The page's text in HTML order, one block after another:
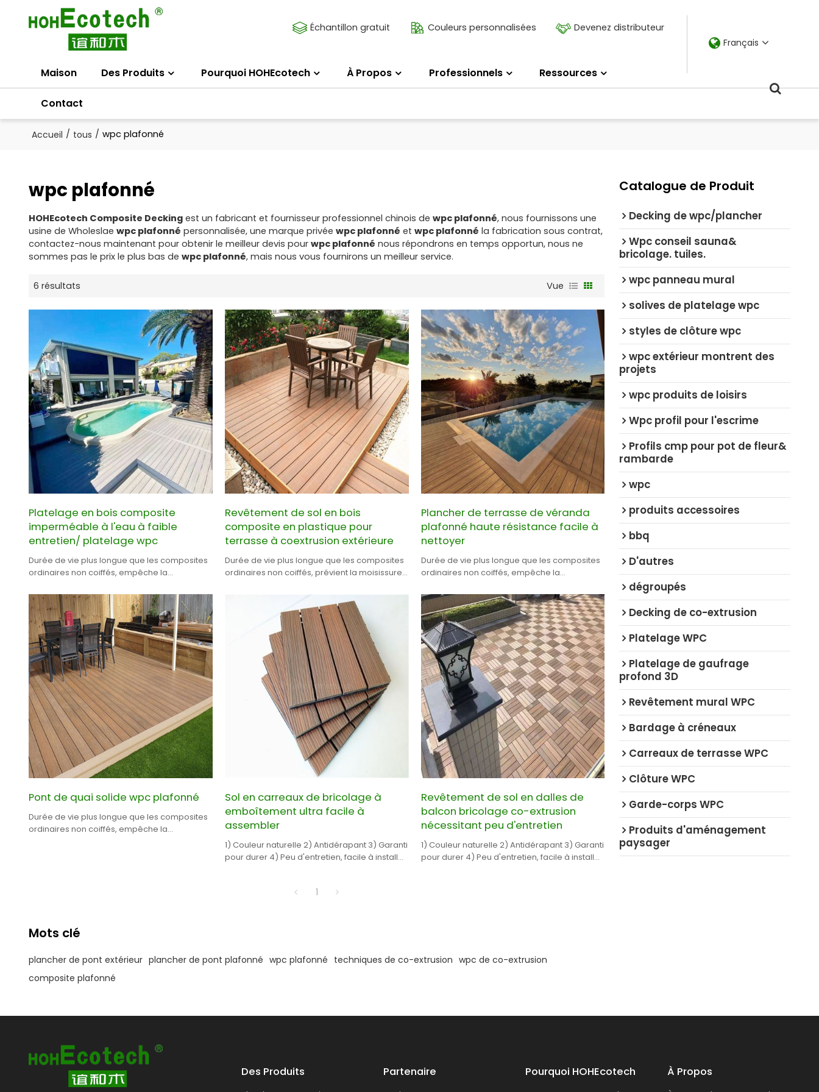
Échantillon gratuit Couleurs personnalisées Devenez distributeur
Maison Des Produits Pourquoi HOHEcotech À Propos Professionnels Ressources
Contact
Français
Accueil / tous / wpc plafonné
wpc plafonné
HOHEcotech Composite Deckingest un fabricant et fournisseur professionnel chinois de wpc plafonné, nous fournissons une
usine de Wholeslae wpc plafonné personnalisée, une marque privée wpc plafonné et wpc plafonné la fabrication sous contrat,
contactez-nous maintenant pour obtenir le meilleur devis pour wpc plafonné nous répondrons en temps opportun, nous ne
sommes pas le prix le plus bas de wpc plafonné, mais nous vous fournirons un meilleur service.
6 résultats Vue
Platelage en bois composite
imperméable à l'eau à faible
entretien/ platelage wpc
Durée de vie plus longue que les composites
ordinaires non coiffés, empêche la
Revêtement de sol en bois
composite en plastique pour
terrasse à coextrusion extérieure
Durée de vie plus longue que les composites
ordinaires non coiffés, prévient la moisissure
Plancher de terrasse de véranda
plafonné haute résistance facile à
nettoyer
Durée de vie plus longue que les composites
ordinaires non coiffés, empêche la
Pont de quai solide wpc plafonné
Durée de vie plus longue que les composites
ordinaires non coiffés, empêche la
Sol en carreaux de bricolage à
emboîtement ultra facile à
assembler
1) Couleur naturelle 2) Antidérapant 3) Garanti
pour durer 4) Peu d'entretien, facile à installer
Revêtement de sol en dalles de
balcon bricolage co-extrusion
nécessitant peu d'entretien
1) Couleur naturelle 2) Antidérapant 3) Garanti
pour durer 4) Peu d'entretien, facile à installer
1
Mots clé
plancher de pont extérieur plancher de pont plafonné wpc plafonné techniques de co-extrusion wpc de co-extrusion
composite plafonné
Catalogue de Produit
Decking de wpc/plancher
Wpc conseil sauna&
bricolage. tuiles.
wpc panneau mural
solives de platelage wpc
styles de clôture wpc
wpc extérieur montrent des
projets
wpc produits de loisirs
Wpc profil pour l'escrime
Profils cmp pour pot de fleur&
rambarde
wpc
produits accessoires
bbq
D'autres
dégroupés
Decking de co-extrusion
Platelage WPC
Platelage de gaufrage
profond 3D
Revêtement mural WPC
Bardage à créneaux
Carreaux de terrasse WPC
Clôture WPC
Garde-corps WPC
Produits d'aménagement
paysager
Des Produits Partenaire Pourquoi HOHEcotech À Propos